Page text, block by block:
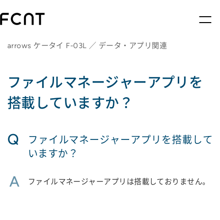
arrows ケータイ F-03L ／ データ・アプリ関連
ファイルマネージャーアプリを
搭載していますか？
Q
ファイルマネージャーアプリを搭載して
いますか？
A ファイルマネージャーアプリは搭載しておりません。